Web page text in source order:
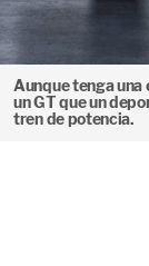
Aunque tenga
un GT que un
tren de potencia.